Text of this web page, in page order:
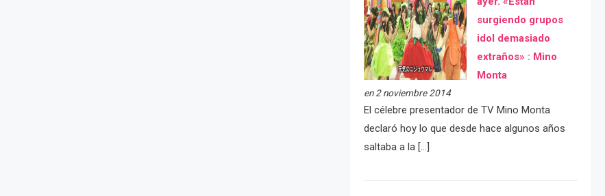
surgiendo grupos
idol demasiado
extraños» : Mino
Monta
en 2 noviembre 2014
El célebre presentador de TV Mino Monta
declaró hoy lo que desde hace algunos años
saltaba a la […]